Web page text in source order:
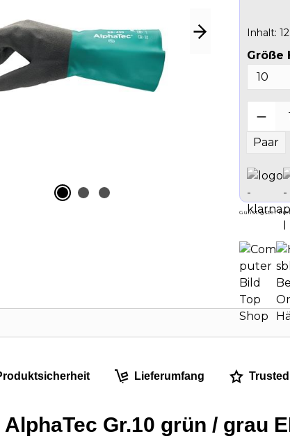
Inhalt:
Größe
Paar
Günstigster
Lieferumfang
Gr.10 grün / grau